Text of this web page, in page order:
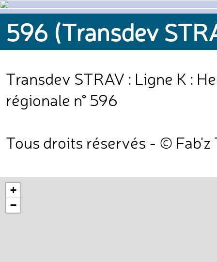
596 (Transdev
Transdev STRAV : Ligne K :
régionale n° 596
Tous droits réservés - © Fab'z
+
−